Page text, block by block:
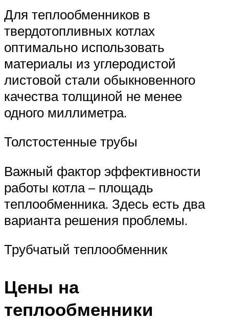
Для теплообменников в
твердотопливных котлах
оптимально использовать
материалы из углеродистой
листовой стали обыкновенного
качества толщиной не менее
одного миллиметра.
Толстостенные трубы
Важный фактор эффективности
работы котла – площадь
теплообменника. Здесь есть два
варианта решения проблемы.
Трубчатый теплообменник
Цены на
теплообменники